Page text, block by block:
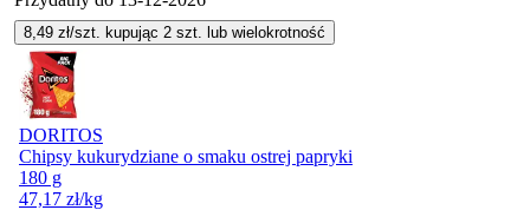
8,49 zł/szt. kupując 2 szt. lub wielokrotność
DORITOS
Chipsy kukurydziane o smaku ostrej papryki
180 g
47,17 zł/kg